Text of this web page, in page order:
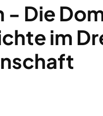
Die
im